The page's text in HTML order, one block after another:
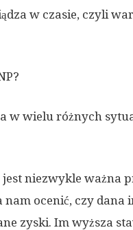
w czasie, czyli
w wielu różnych
jest niezwykle ważna
ocenić, czy dana
zyski. Im wyższa